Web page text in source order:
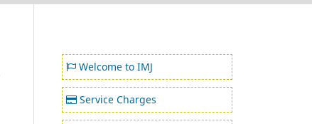
Welcome to IMJ
Service Charges